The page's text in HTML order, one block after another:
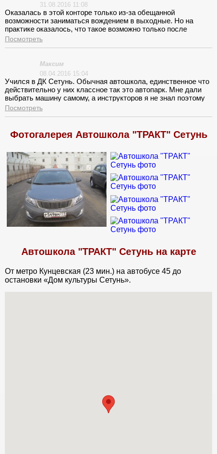
31.08.2016 11:08
Оказалась в этой конторе только из-за обещанной
возможности заниматься вождением в выходные. Но на
практике оказалось, что такое возможно только после
личной «договоренности» с инструктором. Потеряла много
времени впустую.
Посмотреть
Максим
08.04.2016 15:04
Учился в ДК Сетунь. Обычная автошкола, единственное что
действительно у них классное так это автопарк. Мне дали
выбрать машину самому, а инструкторов я не знал поэтому
согласился на того, кого дали. Уже пятое занятие у нас было
в городе.
Посмотреть
Фотогалерея Автошкола "ТРАКТ" Сетунь
Автошкола "ТРАКТ" Сетунь на карте
От метро Кунцевская (23 мин.) на автобусе 45 до
остановки «Дом культуры Сетунь».